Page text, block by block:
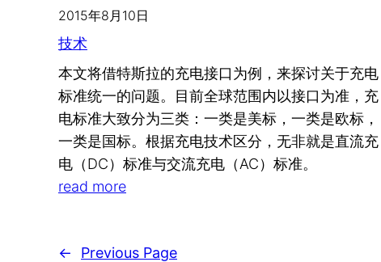
2015年8月10日
技术
本文将借特斯拉的充电接口为例，来探讨关于充电
标准统一的问题。目前全球范围内以接口为准，充
电标准大致分为三类：一类是美标，一类是欧标，
一类是国标。根据充电技术区分，无非就是直流充
电（DC）标准与交流充电（AC）标准。
read more
← Previous Page